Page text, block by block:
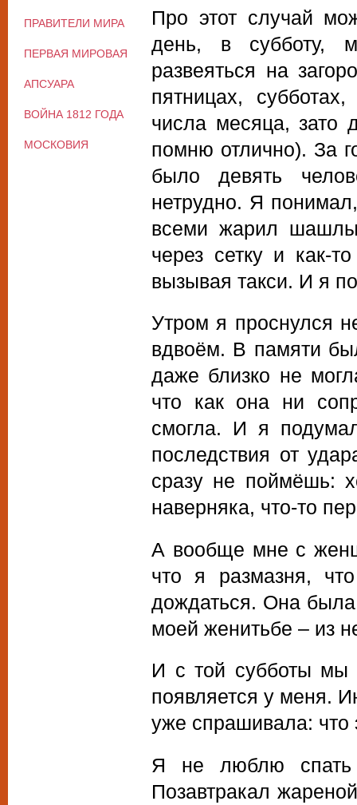
Про этот случай
день, в субботу,
развеяться на
пятницах,
числа месяца, зато
помню отлично). За
было девять
нетрудно. Я
всеми жарил
через сетку и как-
вызывая такси. И я
Утром я проснулся
вдвоём. В памяти
даже близко не
что как она ни
смогла. И я
последствия от
сразу не поймёшь:
наверняка, что-то
А вообще мне с
что я размазня,
дождаться. Она была
моей женитьбе – из
И с той субботы мы
появляется у меня.
уже спрашивала: что
Я не люблю спать
Позавтракал
ПРАВИТЕЛИ МИРА
ПЕРВАЯ МИРОВАЯ
АПСУАРА
ВОЙНА 1812 ГОДА
МОСКОВИЯ